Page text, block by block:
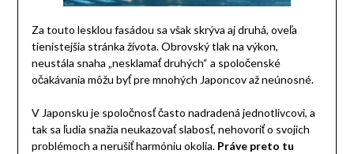
Za touto lesklou fasádou sa však skrýva aj druhá, oveľa
tienistejšia stránka života. Obrovský tlak na výkon,
neustála snaha „nesklamať druhých“ a spoločenské
očakávania môžu byť pre mnohých Japoncov až neúnosné.
V Japonsku je spoločnosť často nadradená jednotlivcovi, a
tak sa ľudia snažia neukazovať slabosť, nehovoriť o svojich
problémoch a nerušiť harmóniu okolia. Práve preto tu